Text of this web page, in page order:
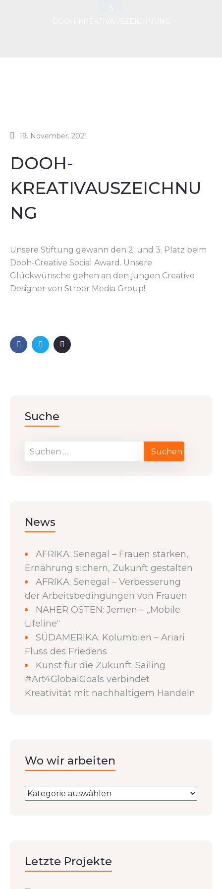
19. November. 2021
DOOH-
KREATIVAUSZEICHNU
NG
Unsere Stiftung gewann den 2. und 3. Platz beim
Dooh-Creative Social Award. Unsere
Glückwünsche gehen an den jungen Creative
Designer von Stroer Media Group!
Suche
News
AFRIKA: Senegal – Frauen stärken,
Ernährung sichern, Zukunft gestalten
AFRIKA: Senegal – Verbesserung
der Arbeitsbedingungen von Frauen
NAHER OSTEN: Jemen – „Mobile
Lifeline“
SÜDAMERIKA: Kolumbien – Ariari
Fluss des Friedens
Kunst für die Zukunft: Sailing
#Art4GlobalGoals verbindet
Kreativität mit nachhaltigem Handeln
Wo wir arbeiten
Letzte Projekte